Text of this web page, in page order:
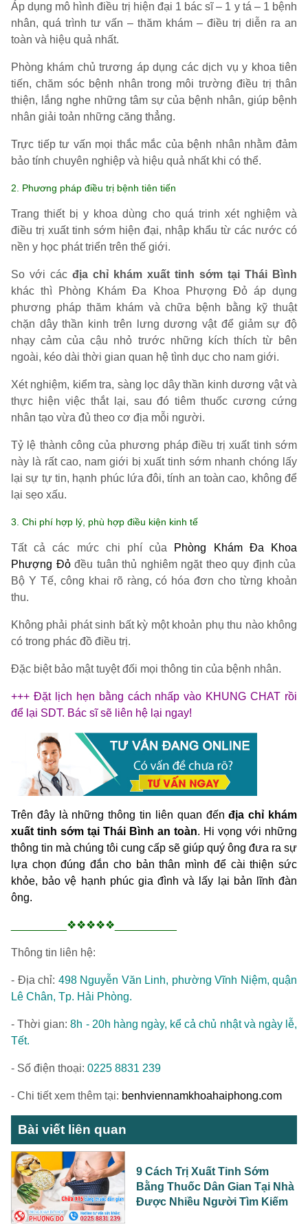
Áp dụng mô hình điều trị hiện đại 1 bác sĩ – 1 y tá – 1 bệnh
nhân, quá trình tư vấn – thăm khám – điều trị diễn ra an
toàn và hiệu quả nhất.
Phòng khám chủ trương áp dụng các dịch vụ y khoa tiên
tiến, chăm sóc bệnh nhân trong môi trường điều trị thân
thiện, lắng nghe những tâm sự của bệnh nhân, giúp bệnh
nhân giải toản những căng thẳng.
Trực tiếp tư vấn mọi thắc mắc của bệnh nhân nhằm đảm
bảo tính chuyên nghiệp và hiệu quả nhất khi có thể.
2. Phương pháp điều trị bệnh tiên tiến
Trang thiết bị y khoa dùng cho quá trinh xét nghiệm và
điều trị xuất tinh sớm hiện đại, nhập khẩu từ các nước có
nền y học phát triển trên thế giới.
So với các địa chỉ khám xuất tinh sớm tại Thái Bình
khác thì Phòng Khám Đa Khoa Phượng Đỏ áp dụng
phương pháp thăm khám và chữa bệnh bằng kỹ thuật
chặn dây thần kinh trên lưng dương vật để giảm sự độ
nhạy cảm của cậu nhỏ trước những kích thích từ bên
ngoài, kéo dài thời gian quan hệ tình dục cho nam giới.
Xét nghiệm, kiểm tra, sàng lọc dây thần kinh dương vật và
thực hiện việc thắt lại, sau đó tiêm thuốc cương cứng
nhân tạo vừa đủ theo cơ địa mỗi người.
Tỷ lệ thành công của phương pháp điều trị xuất tinh sớm
này là rất cao, nam giới bị xuất tinh sớm nhanh chóng lấy
lại sự tự tin, hạnh phúc lứa đôi, tính an toàn cao, không để
lại sẹo xấu.
3. Chi phí hợp lý, phù hợp điều kiện kinh tế
Tất cả các mức chi phí của Phòng Khám Đa Khoa
Phượng Đỏđều tuân thủ nghiêm ngặt theo quy định của
Bộ Y Tế, công khai rõ ràng, có hóa đơn cho từng khoản
thu.
Không phải phát sinh bất kỳ một khoản phụ thu nào không
có trong phác đồ điều trị.
Đặc biệt bảo mật tuyệt đối mọi thông tin của bệnh nhân.
+++ Đặt lịch hẹn bằng cách nhấp vào KHUNG CHAT rồi
để lại SDT. Bác sĩ sẽ liên hệ lại ngay!
Trên đây là những thông tin liên quan đếnđịa chỉ khám
xuất tinh sớm tại Thái Bình an toàn. Hi vọng với những
thông tin mà chúng tôi cung cấp sẽ giúp quý ông đưa ra sự
lựa chọn đúng đắn cho bản thân mình đểcài thiện sức
khỏe, bảo vệ hạnh phúc gia đình và lấy lại bản lĩnh đàn
ông.
_________❖❖❖❖❖__________
Thông tin liên hệ:
- Địa chỉ: 498 Nguyễn Văn Linh, phường Vĩnh Niệm, quận
Lê Chân, Tp. Hải Phòng.
- Thời gian:8h - 20h hàng ngày, kể cả chủ nhật và ngày lễ,
Tết.
- Số điện thoại: 0225 8831 239
- Chi tiết xem thêm tại: benhviennamkhoahaiphong.com
Bài viết liên quan
9 Cách Trị Xuất Tinh Sớm
Bằng Thuốc Dân Gian Tại Nhà
Được Nhiều Người Tìm Kiếm